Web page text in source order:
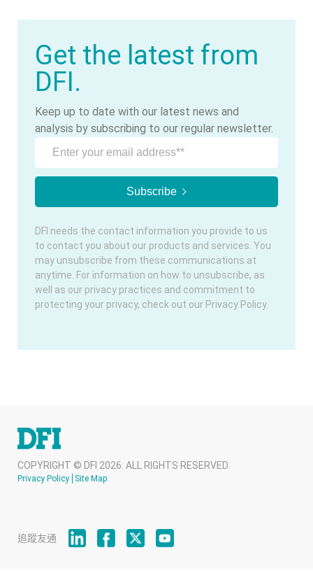
Get the latest from
DFI.
Keep up to date with our latest news and
analysis by subscribing to our regular newsletter.
DFI needs the contact information you provide to us
to contact you about our products and services. You
may unsubscribe from these communications at
anytime. For information on how to unsubscribe, as
well as our privacy practices and commitment to
protecting your privacy, check out our Privacy Policy.
COPYRIGHT © DFI 2026. ALL RIGHTS RESERVED.
Privacy Policy Site Map
追蹤友通